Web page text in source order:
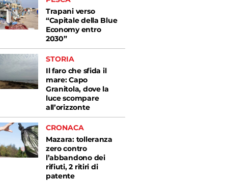
Trapani verso
“Capitale della Blue
Economy entro
2030”
STORIA
Il faro che sfida il
mare: Capo
Granitola, dove la
luce scompare
all’orizzonte
CRONACA
Mazara: tolleranza
zero contro
l’abbandono dei
rifiuti, 2 ritiri di
patente